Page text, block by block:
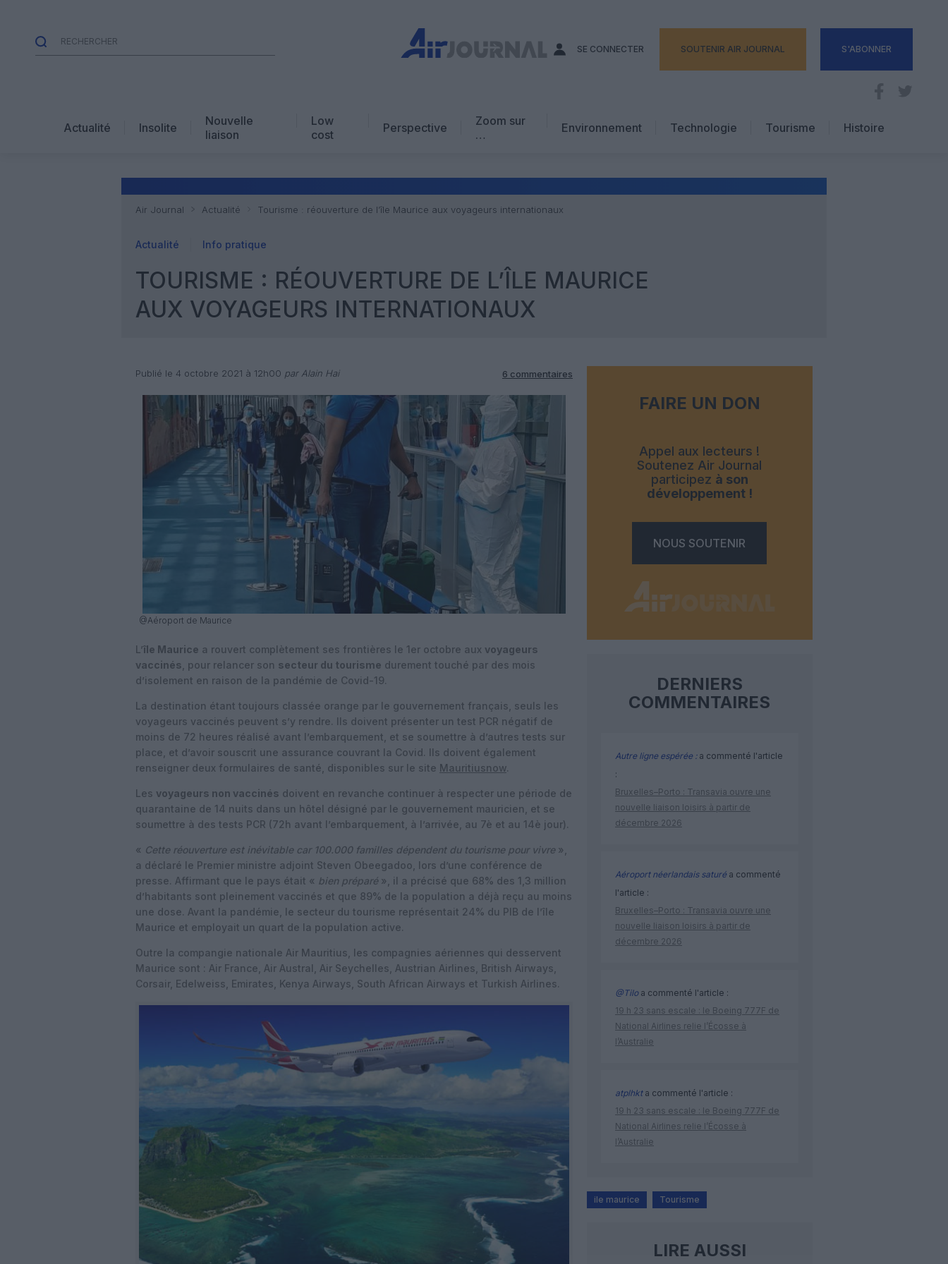
SE CONNECTER SOUTENIR AIR JOURNAL S'ABONNER
Actualité Insolite
Nouvelle
liaison
Low
cost
Perspective
Zoom sur
…
Avis d’expert
Environnement Technologie
Tourisme
Hôtellerie
Histoire
Air Journal Actualité Tourisme : réouverture de l’île Maurice aux voyageurs internationaux
Actualité Info pratique
TOURISME : RÉOUVERTURE DE L’ÎLE MAURICE
AUX VOYAGEURS INTERNATIONAUX
Publié le 4 octobre 2021 à 12h00 par Alain Hai 6 commentaires
@Aéroport de Maurice
L’île Maurice a rouvert complètement ses frontières le 1er octobre aux voyageurs
vaccinés , pour relancer son secteur du tourisme durement touché par des mois
d’isolement en raison de la pandémie de Covid-19.
La destination étant toujours classée orange par le gouvernement français, seuls les
voyageurs vaccinés peuvent s’y rendre. Ils doivent présenter un test PCR négatif de
moins de 72 heures réalisé avant l’embarquement, et se soumettre à d’autres tests sur
place, et d’avoir souscrit une assurance couvrant la Covid. Ils doivent également
renseigner deux formulaires de santé, disponibles sur le site Mauritiusnow.
Les voyageurs non vaccinés doivent en revanche continuer à respecter une période de
quarantaine de 14 nuits dans un hôtel désigné par le gouvernement mauricien, et se
soumettre à des tests PCR (72h avant l’embarquement, à l’arrivée, au 7è et au 14è jour).
« Cette réouverture est inévitable car 100.000 familles dépendent du tourisme pour vivre »,
a déclaré le Premier ministre adjoint Steven Obeegadoo, lors d’une conférence de
presse. Affirmant que le pays était « bien préparé », il a précisé que 68% des 1,3 million
d’habitants sont pleinement vaccinés et que 89% de la population a déjà reçu au moins
une dose. Avant la pandémie, le secteur du tourisme représentait 24% du PIB de l’île
Maurice et employait un quart de la population active.
Outre la compangie nationale Air Mauritius, les compagnies aériennes qui desservent
Maurice sont : Air France, Air Austral, Air Seychelles, Austrian Airlines, British Airways,
Corsair, Edelweiss, Emirates, Kenya Airways, South African Airways et Turkish Airlines.
FAIRE UN DON
Appel aux lecteurs !
Soutenez Air Journal
participez à son
développement !
NOUS SOUTENIR
DERNIERS
COMMENTAIRES
Autre ligne espérée :a commenté l'article
:
Bruxelles–Porto : Transavia ouvre une
nouvelle liaison loisirs à partir de
décembre 2026
Aéroport néerlandais saturéa commenté
l'article :
Bruxelles–Porto : Transavia ouvre une
nouvelle liaison loisirs à partir de
décembre 2026
@Tiloa commenté l'article :
19 h 23 sans escale : le Boeing 777F de
National Airlines relie l’Écosse à
l’Australie
atplhkta commenté l'article :
19 h 23 sans escale : le Boeing 777F de
National Airlines relie l’Écosse à
l’Australie
ile maurice Tourisme
LIRE AUSSI